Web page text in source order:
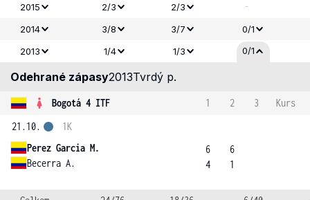
2015
2/3 2/3 -
2014 3/8 3/7
0/1
2013
1/4 1/3 0/1
Odehrané zápasy2013Tvrdý p.
Bogotá 4 ITF 1 2 3
Kurs
21.10.
Perez Garcia M.
Becerra A.
1K
6
4
6
1